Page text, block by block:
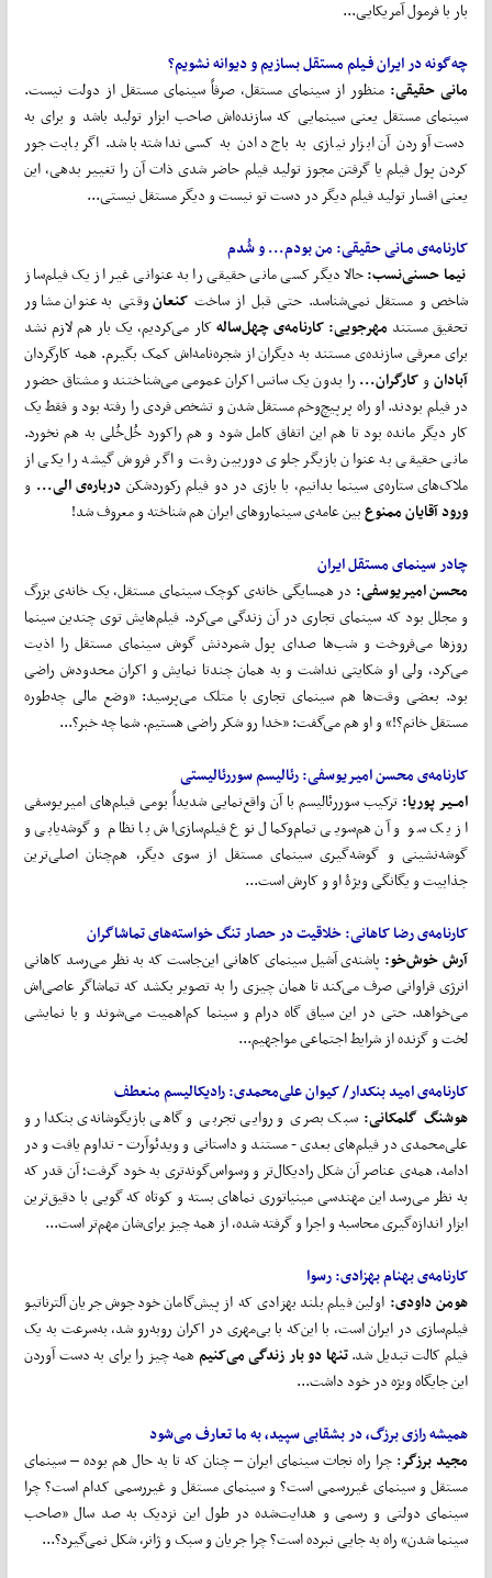
بار با فرمول آمریکایی...
چهگونه در ایران فـیلم مستقل بسازیم و دیوانه نشویم؟
مانی حقیقی: منظور از سینمای مستقل، صرفاً سینمای مستقل از دولت نیست.
سینمای مستقل یعنی سینمایی که سازنده‌اش صاحب ابزار تولید باشد و برای به
دست آوردن آن ابزار نیازی به باج دادن به کسی نداشته باشد. اگر بابت جور
کردن پول فیلم یا گرفتن مجوز تولید فیلم حاضر شدی ذات آن را تغییر بدهی، این
یعنی افسار تولید فیلم دیگر در دست تو نیست و دیگر مستقل نیستی...
کارنامه‌ی مـانی حقیقی: من بودم... و شُدم
نیما حسنی‌نسب:حالا دیگر کسی مانی حقیقی را به عنوانی غیر از یک فیلم‌ساز
شاخص و مستقل نمی‌شناسد. حتی قبل از ساخت کنعانوقتی به عنوان مشاور
تحقیق مستند مهرجویی: کارنامه‌ی چهل‌سالهکار می‌کردیم، یک بار هم لازم نشد
برای معرفی سازنده‌ی مستند به دیگران از شجره‌نامه‌‌اش کمک بگیرم. همه کارگردان
آبادانو کارگران...را بدون یک سانس اکران عمومی می‌شناختند و مشتاق حضور
در فیلم بودند. او راه پرپیچ‌وخم مستقل‌ شدن و تشخص فردی را رفته بود و فقط یک
کار دیگر مانده بود تا هم این اتفاق کامل شود و هم راکورد خُل‌خُلی به هم نخورد.
مانی حقیقی به عنوان بازیگر جلوی دوربین رفت و اگر فروش گیشه را یکی از
ملاک‌های ستاره‌ی سینما بدانیم، با بازی در دو فیلم رکوردشکن درباره‌ی الی...و
ورود آقایان ممنوعبین عامه‌ی سینماروهای ایران هم شناخته و معروف شد!
چادر سینمای مستقل ایران
محسن امیریوسفی:در همسایگی خانه‌ی کوچک سینمای مستقل، یک خانه‌ی بزرگ
و مجلل بود که سینمای تجاری در آن زندگی می‌کرد. فیلم‌هایش توی چندین سینما
روز‌ها می‌فروخت و شب‌ها صدای پول شمردنش گوش سینمای مستقل را اذیت
می‌کرد، ولی او شکایتی نداشت و به همان چندتا نمایش و اکران محدودش راضی
بود. بعضی وقت‌ها هم سینمای تجاری با متلک می‌پرسید: «وضع مالی چه‌طوره
مستقل خانم؟!» و او هم می‌گفت: «خدا رو شکر راضی هستیم. شما چه خبر؟...
کارنامه‌ی محسن امیریوسفی:رئالیسم سوررئالیستی
امــیر پوریا: ترکیب سوررئالیسم با آن واقع‌نمایی شدیداً بومی فیلم‌های امیریوسفی
از یک سو و آن هم‌سویی تمام‌و‌کمال نوع فیلم‌سازی‌اش با نظام و گوشه‌یابی و
گوشه‌نشینی و گوشه‌گیری سینمای مستقل از سوی دیگر، هم‌چنان اصلی‌ترین
جذابیت و یگانگی ویژۀ او و کارش است...
کارنامه‌ی رضا کاهانی:خلاقیت در حصار تنگ خواسته‌های تماشاگران
آرش خوشخو:پاشنه‌ی آشیل سینمای کاهانی این‌جاست که به نظر می‌رسد کاهانی
انرژی فراوانی صرف می‌کند تا همان چیزی را به تصویر بکشد که تماشاگر عاصی‌اش
می‌خواهد. حتی در این سیاق گاه درام و سینما کم‌اهمیت می‌شوند و با نمایشی
لخت و گزنده از شرایط اجتماعی مواجهیم...
کارنامه‌ی امید بنکدار/ کیوان علیمحمدی:رادیکالیسم منعطف
هوشنگ گلمکانی: سبک بصری و روایی تجربی و گاهی بازیگوشانه‌ی بنکدار و
علی‌محمدی در فیلم‌های بعدی - مستند و داستانی و ویدئوآرت - تداوم یافت و در
ادامه، همه‌ی عناصر آن شکل رادیکال‌تر و وسواس‌گونه‌تری به خود گرفت؛ آن‌ قدر که
به نظر می‌رسد این مهندسی مینیاتوری نماهای بسته و کوتاه که گویی با دقیق‌ترین
ابزار اندازه‌گیری محاسبه و اجرا و گرفته شده، از همه چیز برای‌شان مهم‌تر است...
کارنامه‌ی بهنام بهزادی: رسوا
هومن داودی: اولین فیلم بلند بهزادی که از پیش‌گامان خودجوش جریان آلترناتیو
فیلم‌سازی در ایران است، با این‌که با بی‌مهری در اکران روبه‌رو شد، به‌سرعت به یک
فیلم کالت تبدیل شد.تنها دو بار زندگی میکنیمهمه چیز را برای به دست آوردن
این جایگاه ویژه در خود داشت...
همیشه رازی برزگ، در بشقابی سپید، به ما تعارف می‌شود
مجید برزگر: چرا راه نجات سینمای ایران – چنان که تا به حال هم بوده – سینمای
مستقل و سینمای غیررسمی است؟ و سینمای مستقل و غیررسمی کدام است؟ چرا
سینمای دولتی و رسمی و هدایت‌شده در طول این نزدیک به صد سال «صاحب
سینما شدن» راه به جایی نبرده است؟ چرا جریان و سبک و ژانر، شکل نمی‌گیرد؟...